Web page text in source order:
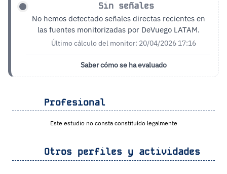
Sin señales
No hemos detectado señales directas recientes en
las fuentes monitorizadas por DeVuego LATAM.
Último cálculo del monitor: 20/04/2026 17:16
Saber cómo se ha evaluado
Profesional
Este estudio no consta constituído legalmente
Otros perfiles y actividades